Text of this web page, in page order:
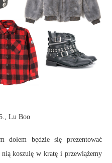
Lu Boo
dołem będzie się prezentować
koszulę w kratę i przewiążemy